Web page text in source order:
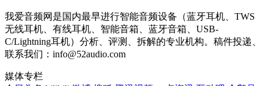
我爱音频网是国内最早进行智能音频设备（蓝牙耳机、TWS
无线耳机、有线耳机、智能音箱、蓝牙音箱、USB-
C/Lightning耳机）分析、评测、拆解的专业机构。稿件投递、
联系我们：info@52audio.com
媒体专栏